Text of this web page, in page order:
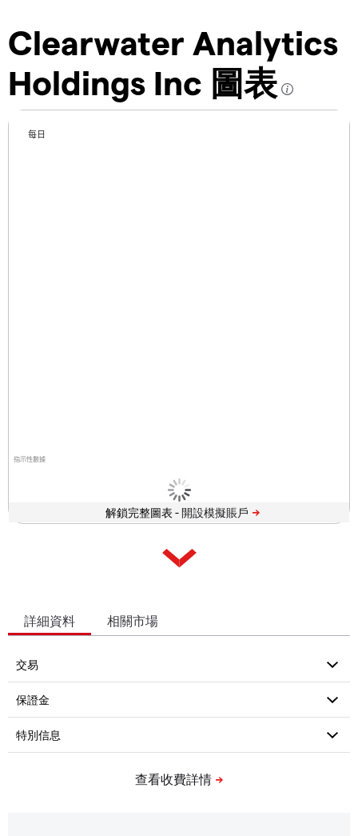
Clearwater Analytics
Holdings Inc 圖表
指示性數據
每日
解鎖完整圖表 -
詳細資料 相關市場